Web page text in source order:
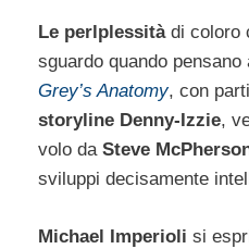
Le perlplessitàdi coloro
sguardo quando
Grey’s Anatomy, con
storyline Denny-Izzie,
volo da Steve
sviluppi decisamente
Michael Imperioli si